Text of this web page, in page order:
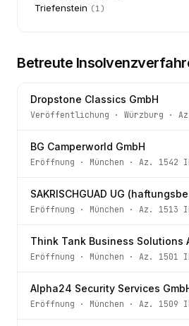
Triefenstein (1)
Betreute
Dropstone Classics GmbH
Veröffentlichung · Würzburg ·
BG Camperworld GmbH
Eröffnung · München · Az. 1542
SAKRISCHGUAD UG
Eröffnung · München · Az. 1513
Think Tank Business Solutions
Eröffnung · München · Az. 1501
Alpha24 Security Services
Eröffnung · München · Az. 1509